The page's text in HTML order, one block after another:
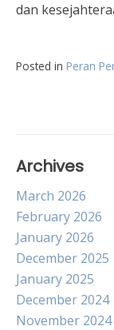
dan
Posted in Peran
Archives
March 2026
February 2026
January 2026
December 2025
January 2025
December 2024
November 2024